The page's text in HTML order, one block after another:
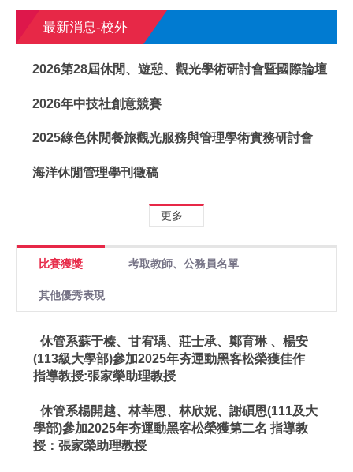
最新消息-校外
2026第28屆休閒、遊憩、觀光學術研討會暨國際論壇
2026年中技社創意競賽
2025綠色休閒餐旅觀光服務與管理學術實務研討會
海洋休閒管理學刊徵稿
更多...
比賽獲獎 考取教師、公務員名單
其他優秀表現
休管系蘇于榛、甘宥瑀、莊士承、鄭育琳 、楊安
(113級大學部)參加2025年夯運動黑客松榮獲佳作
指導教授:張家榮助理教授
休管系楊開越、林莘恩、林欣妮、謝碩恩(111及大
學部)參加2025年夯運動黑客松榮獲第二名 指導教
授：張家榮助理教授